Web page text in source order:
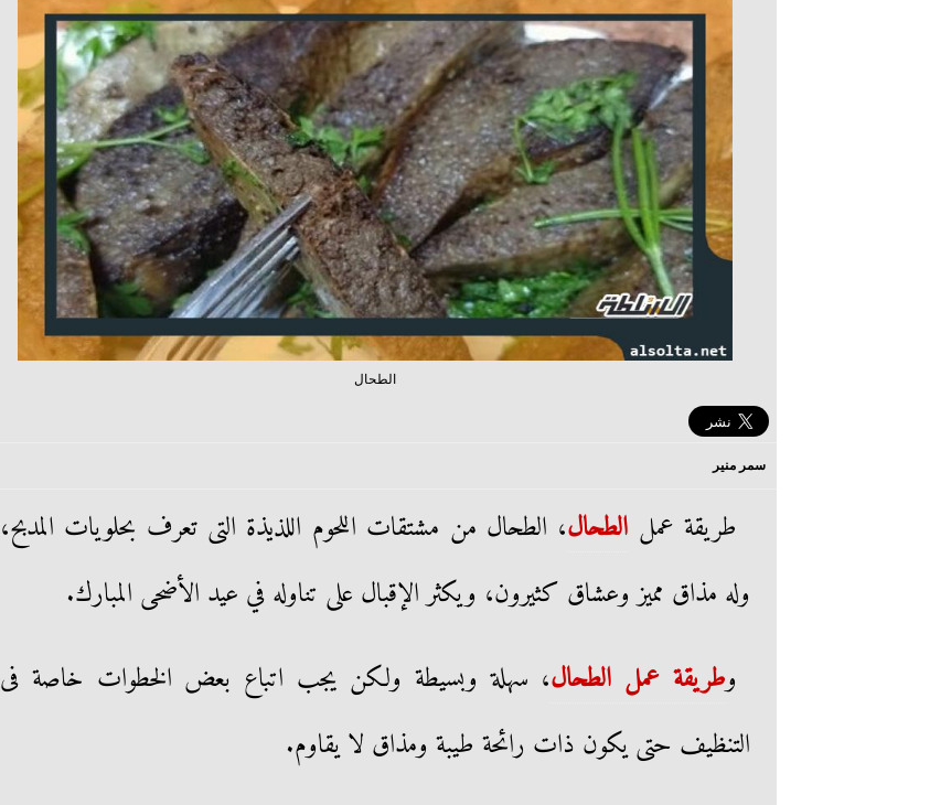
الطحال
سمر منير
طريقة عمل الطحال، الطحال من مشتقات اللحوم اللذيذة التى تعرف بحلويات المدبح،
وله مذاق مميز وعشاق كثيرون، ويكثر الإقبال على تناوله في عيد الأضحى المبارك.
وطريقة عمل الطحال، سهلة وبسيطة ولكن يجب اتباع بعض الخطوات خاصة فى
التنظيف حتى يكون ذات رائحة طيبة ومذاق لا يقاوم.